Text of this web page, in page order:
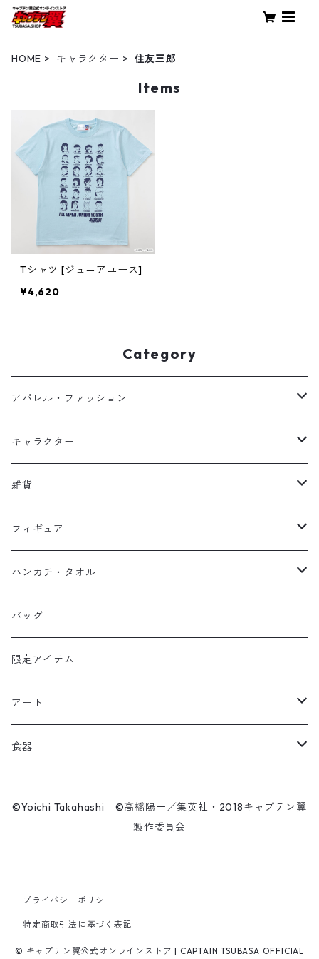
HOME キャラクター 住友三郎
Items
Tシャツ [ジュニアユース]
¥4,620
Category
アパレル・ファッション
キッズ
フーディー
スウェット
大人
フーディー
スウェット
マスク
ビーニー / キャップ
キャラクター
大空翼
岬太郎
若林源三
日向小次郎
カール・ハインツ・シュナイダー
肖俊光
飛翔
ファーラン・コンサワット
雑貨
クッション
マグネット
缶バッジ
カーシェード
フォームローラー
こけし
マスク
フィギュア
HKDSTOY
UDF
POP UP PARADE
ハンカチ・タオル
手ぬぐい
タオル
バッグ
限定アイテム
アート
エアーアクリル
食器
©Yoichi Takahashi ©高橋陽一／集英社・2018キャプテン翼
製作委員会
プライバシーポリシー
特定商取引法に基づく表記
© キャプテン翼公式オンラインストア | CAPTAIN TSUBASA OFFICIAL